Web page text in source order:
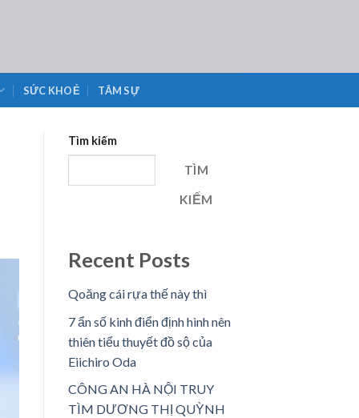
SỨC KHOẺ TÂM SỰ
Tìm kiếm
TÌM
KIẾM
Recent Posts
Qoăng cái rựa thế này thì
7 ẩn số kinh điển định hình nên
thiên tiểu thuyết đồ sộ của
Eiichiro Oda
CÔNG AN HÀ NỘI TRUY
TÌM DƯƠNG THỊ QUỲNH